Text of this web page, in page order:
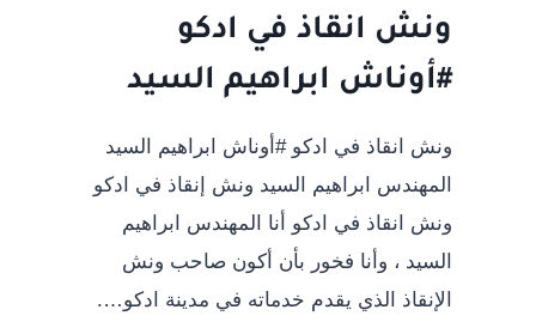
#أوناش
ابراهيم
السيد
ونش انقاذ في ادكو
#أوناش ابراهيم السيد
ونش انقاذ في ادكو #أوناش ابراهيم السيد
المهندس ابراهيم السيد ونش إنقاذ في ادكو
ونش انقاذ في ادكو أنا المهندس ابراهيم
السيد ، وأنا فخور بأن أكون صاحب ونش
الإنقاذ الذي يقدم خدماته في مدينة ادكو….